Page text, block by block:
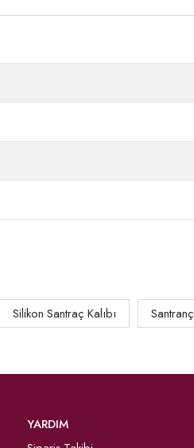
Silikon Santraç Kalıbı Santranç
YARDIM